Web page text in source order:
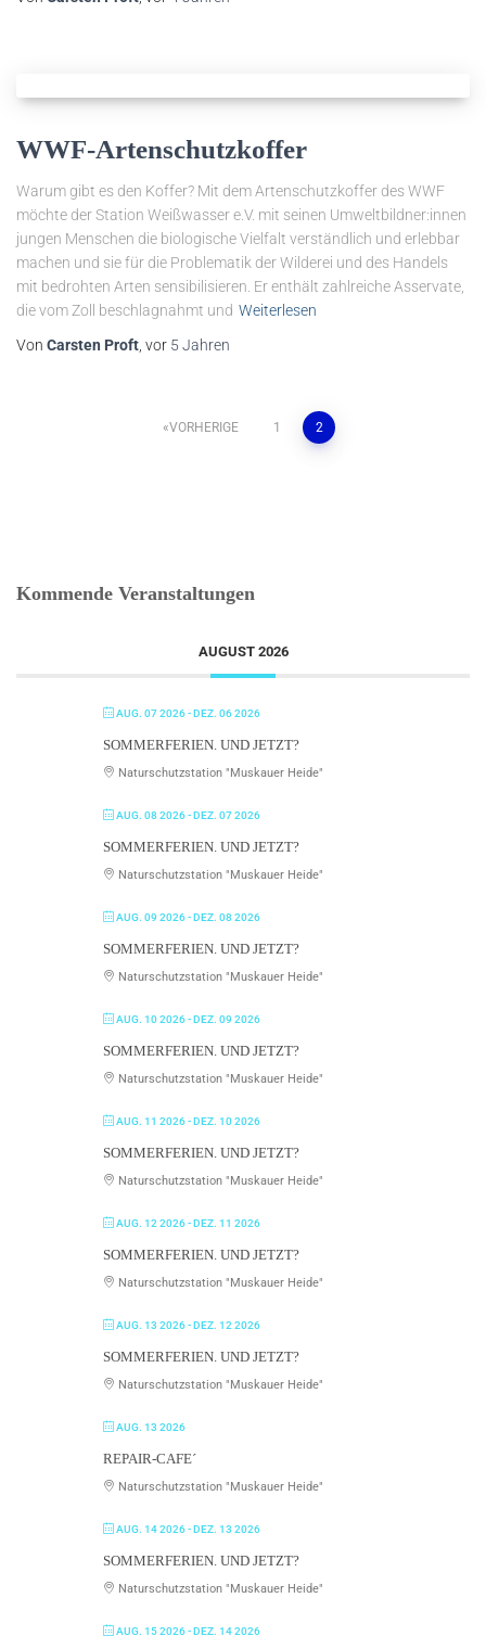
WWF-Artenschutzkoffer
Warum gibt es den Koffer? Mit dem Artenschutzkoffer des WWF
möchte der Station Weißwasser e.V. mit seinen Umweltbildner:innen
jungen Menschen die biologische Vielfalt verständlich und erlebbar
machen und sie für die Problematik der Wilderei und des Handels
mit bedrohten Arten sensibilisieren. Er enthält zahlreiche Asservate,
die vom Zoll beschlagnahmt und Weiterlesen
Von Carsten Proft , vor 5 Jahren
Seitennummerierung
VORHERIGE 1 2
Kommende Veranstaltungen
AUGUST 2026
AUG. 07 2026- DEZ. 06 2026
SOMMERFERIEN. UND JETZT?
Naturschutzstation "Muskauer Heide"
AUG. 08 2026- DEZ. 07 2026
SOMMERFERIEN. UND JETZT?
Naturschutzstation "Muskauer Heide"
AUG. 09 2026- DEZ. 08 2026
SOMMERFERIEN. UND JETZT?
Naturschutzstation "Muskauer Heide"
AUG. 10 2026- DEZ. 09 2026
SOMMERFERIEN. UND JETZT?
Naturschutzstation "Muskauer Heide"
AUG. 11 2026- DEZ. 10 2026
SOMMERFERIEN. UND JETZT?
Naturschutzstation "Muskauer Heide"
AUG. 12 2026- DEZ. 11 2026
SOMMERFERIEN. UND JETZT?
Naturschutzstation "Muskauer Heide"
AUG. 13 2026- DEZ. 12 2026
SOMMERFERIEN. UND JETZT?
Naturschutzstation "Muskauer Heide"
AUG. 13 2026
REPAIR-CAFE´
Naturschutzstation "Muskauer Heide"
AUG. 14 2026- DEZ. 13 2026
SOMMERFERIEN. UND JETZT?
Naturschutzstation "Muskauer Heide"
AUG. 15 2026- DEZ. 14 2026